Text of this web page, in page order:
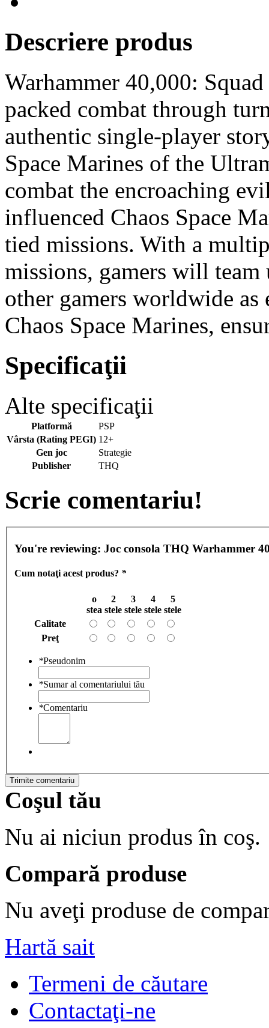
Descriere produs
Warhammer 40,000:
packed combat through
authentic single-player
Space Marines of the
combat the encroaching
influenced Chaos Space
tied missions. With a
missions, gamers will
other gamers worldwide
Chaos Space Marines,
Specificaţii
Alte specificaţii
Platformă
PSP
Vârsta (Rating PEGI) 12+
Gen joc
Strategie
Publisher
THQ
Scrie comentariu!
You're reviewing: Joc consola THQ Warhammer
Cum notaţi acest produs? *
o
stea
2
stele
3
stele
4
stele
5
stele
Calitate
Preţ
*Pseudonim
*Sumar al comentariului tău
*Comentariu
Trimite comentariu
Coşul tău
Nu ai niciun produs în coş.
Compară produse
Nu aveţi produse de
Hartă sait
Termeni de căutare
Contactaţi-ne